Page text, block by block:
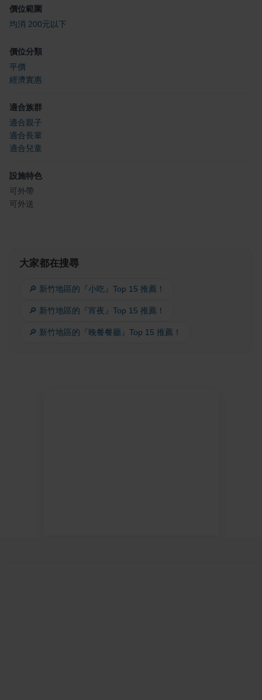
價位範圍
均消 200元以下
價位分類
平價
經濟實惠
適合族群
適合親子
適合長輩
適合兒童
設施特色
可外帶
可外送
大家都在搜尋
🔎 新竹地區的『小吃』Top 15 推薦！
🔎 新竹地區的『宵夜』Top 15 推薦！
🔎 新竹地區的『晚餐餐廳』Top 15 推薦！